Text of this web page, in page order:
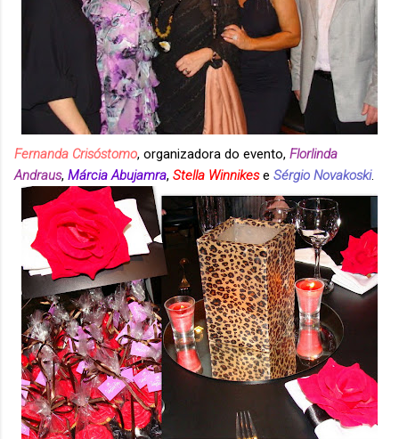
Fernanda Crisóstomo, organizadora do evento, Florlinda
Andraus, Márcia Abujamra, Stella Winnikese Sérgio Novakoski.